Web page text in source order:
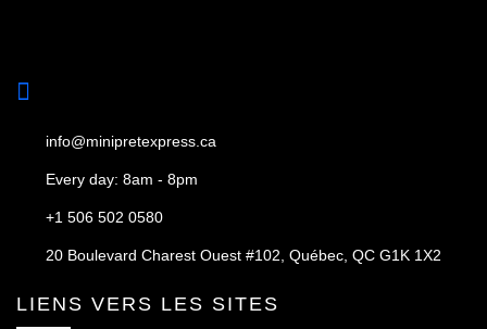
info@minipretexpress.ca
Every day: 8am - 8pm
+1 506 502 0580
20 Boulevard Charest Ouest #102, Québec, QC G1K 1X2
LIENS VERS LES SITES